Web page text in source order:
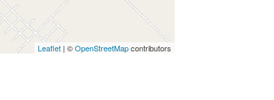
Leaflet | ©OpenStreetMapcontributors